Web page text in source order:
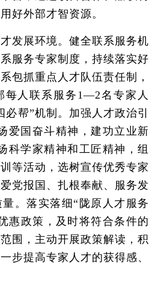
好外部才智资源。
发展环境。健全联系服务机
服务专家制度，持续落实好
包抓重点人才队伍责任制，
每人联系服务1—2名专家人
帮”机制。加强人才政治引
爱国奋斗精神，建功立业新
科学家精神和工匠精神，组
等活动，选树宣传优秀专家
党报国、扎根奉献、服务发
。落实落细“陇原人才服务
惠政策，及时将符合条件的
围，主动开展政策解读，积
步提高专家人才的获得感、